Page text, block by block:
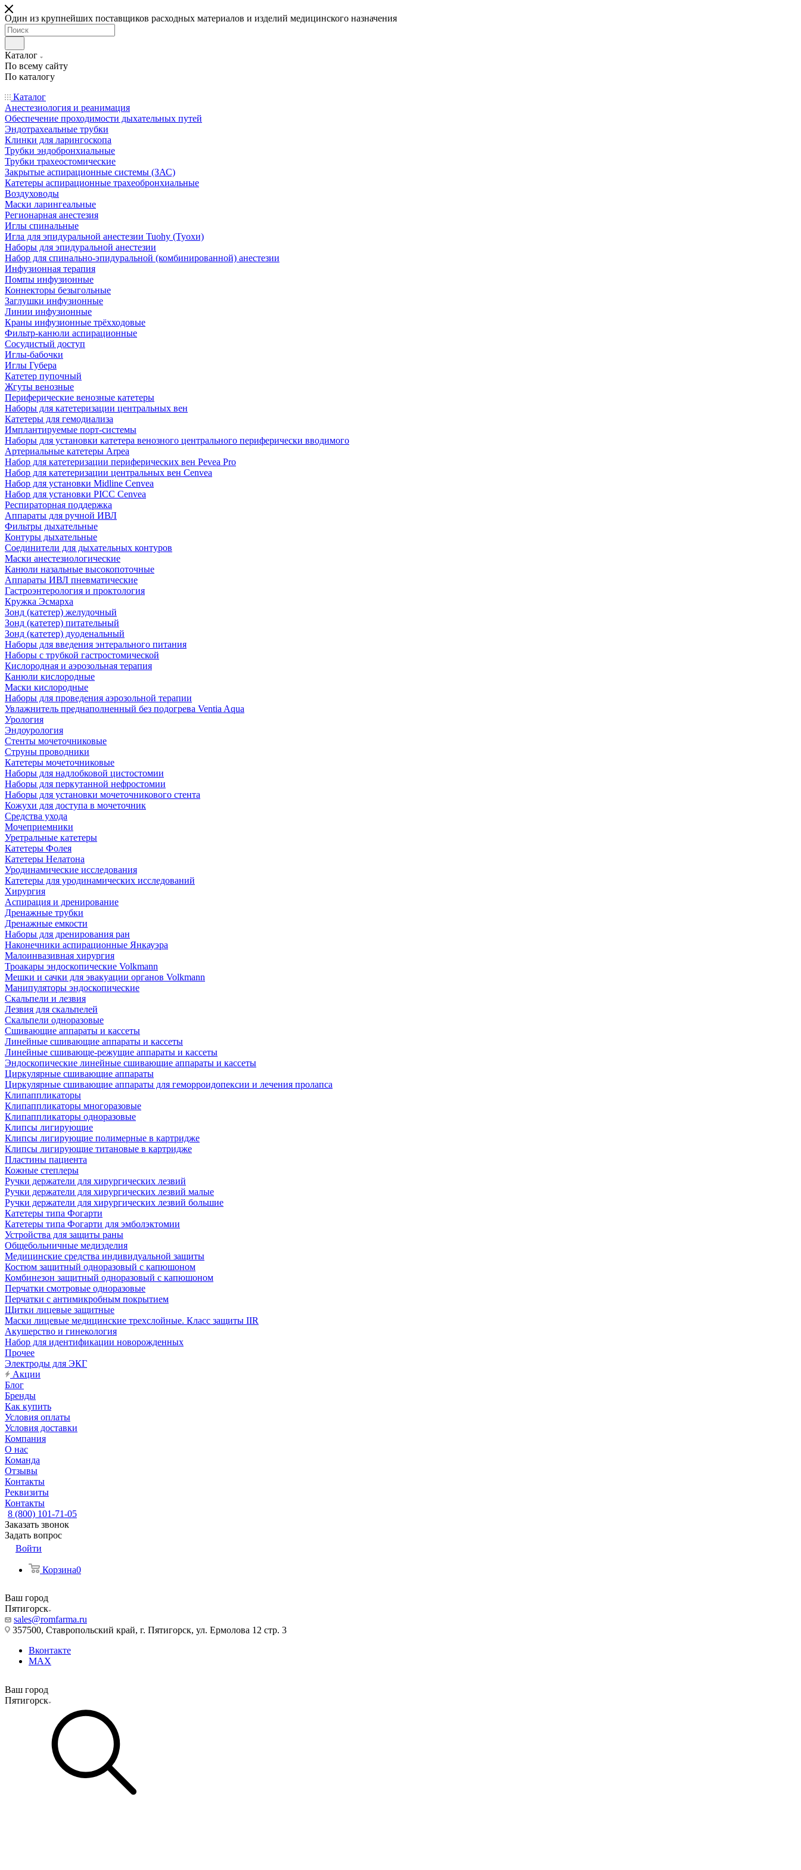
Один из крупнейших поставщиков расходных материалов и изделий медицинского назначения
Каталог
По всему сайту
По каталогу
Каталог
Анестезиология и реанимация
Обеспечение проходимости дыхательных путей
Эндотрахеальные трубки
Клинки для ларингоскопа
Трубки эндобронхиальные
Трубки трахеостомические
Закрытые аспирационные системы (ЗАС)
Катетеры аспирационные трахеобронхиальные
Воздуховоды
Маски ларингеальные
Регионарная анестезия
Иглы спинальные
Игла для эпидуральной анестезии Tuohy (Туохи)
Наборы для эпидуральной анестезии
Набор для спинально-эпидуральной (комбинированной) анестезии
Инфузионная терапия
Помпы инфузионные
Коннекторы безыгольные
Заглушки инфузионные
Линии инфузионные
Краны инфузионные трёхходовые
Фильтр-канюли аспирационные
Сосудистый доступ
Иглы-бабочки
Иглы Губера
Катетер пупочный
Жгуты венозные
Периферические венозные катетеры
Наборы для катетеризации центральных вен
Катетеры для гемодиализа
Имплантируемые порт‑системы
Наборы для установки катетера венозного центрального периферически вводимого
Артериальные катетеры Arpea
Набор для катетеризации периферических вен Pevea Pro
Набор для катетеризации центральных вен Cenvea
Набор для установки Midline Cenvea
Набор для установки PICC Cenvea
Респираторная поддержка
Аппараты для ручной ИВЛ
Фильтры дыхательные
Контуры дыхательные
Соединители для дыхательных контуров
Маски анестезиологические
Канюли назальные высокопоточные
Аппараты ИВЛ пневматические
Гастроэнтерология и проктология
Кружка Эсмарха
Зонд (катетер) желудочный
Зонд (катетер) питательный
Зонд (катетер) дуоденальный
Наборы для введения энтерального питания
Наборы с трубкой гастростомической
Кислородная и аэрозольная терапия
Канюли кислородные
Маски кислородные
Наборы для проведения аэрозольной терапии
Увлажнитель преднаполненный без подогрева Ventia Aqua
Урология
Эндоурология
Стенты мочеточниковые
Струны проводники
Катетеры мочеточниковые
Наборы для надлобковой цистостомии
Наборы для перкутанной нефростомии
Наборы для установки мочеточникового стента
Кожухи для доступа в мочеточник
Средства ухода
Мочеприемники
Уретральные катетеры
Катетеры Фолея
Катетеры Нелатона
Уродинамические исследования
Катетеры для уродинамических исследований
Хирургия
Аспирация и дренирование
Дренажные трубки
Дренажные емкости
Наборы для дренирования ран
Наконечники аспирационные Янкауэра
Малоинвазивная хирургия
Троакары эндоскопические Volkmann
Мешки и сачки для эвакуации органов Volkmann
Манипуляторы эндоскопические
Скальпели и лезвия
Лезвия для скальпелей
Скальпели одноразовые
Сшивающие аппараты и кассеты
Линейные сшивающие аппараты и кассеты
Линейные сшивающе-режущие аппараты и кассеты
Эндоскопические линейные сшивающие аппараты и кассеты
Циркулярные сшивающие аппараты
Циркулярные сшивающие аппараты для геморроидопексии и лечения пролапса
Клипаппликаторы
Клипаппликаторы многоразовые
Клипаппликаторы одноразовые
Клипсы лигирующие
Клипсы лигирующие полимерные в картридже
Клипсы лигирующие титановые в картридже
Пластины пациента
Кожные степлеры
Ручки держатели для хирургических лезвий
Ручки держатели для хирургических лезвий малые
Ручки держатели для хирургических лезвий большие
Катетеры типа Фогарти
Катетеры типа Фогарти для эмболэктомии
Устройства для защиты раны
Общебольничные медизделия
Медицинские средства индивидуальной защиты
Костюм защитный одноразовый с капюшоном
Комбинезон защитный одноразовый с капюшоном
Перчатки смотровые одноразовые
Перчатки с антимикробным покрытием
Щитки лицевые защитные
Маски лицевые медицинские трехслойные. Класс защиты IIR
Акушерство и гинекология
Набор для идентификации новорожденных
Прочее
Электроды для ЭКГ
Акции
Блог
Бренды
Как купить
Условия оплаты
Условия доставки
Компания
О нас
Команда
Отзывы
Контакты
Реквизиты
Контакты
8 (800) 101-71-05
Заказать звонок
Задать вопрос
Войти
Корзина0
Ваш город
Пятигорск
sales@romfarma.ru
357500, Ставропольский край, г. Пятигорск, ул. Ермолова 12 стр. 3
Вконтакте
MAX
Ваш город
Пятигорск